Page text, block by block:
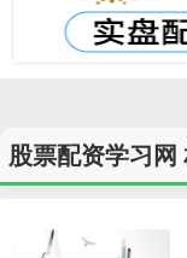
股票配资学习网